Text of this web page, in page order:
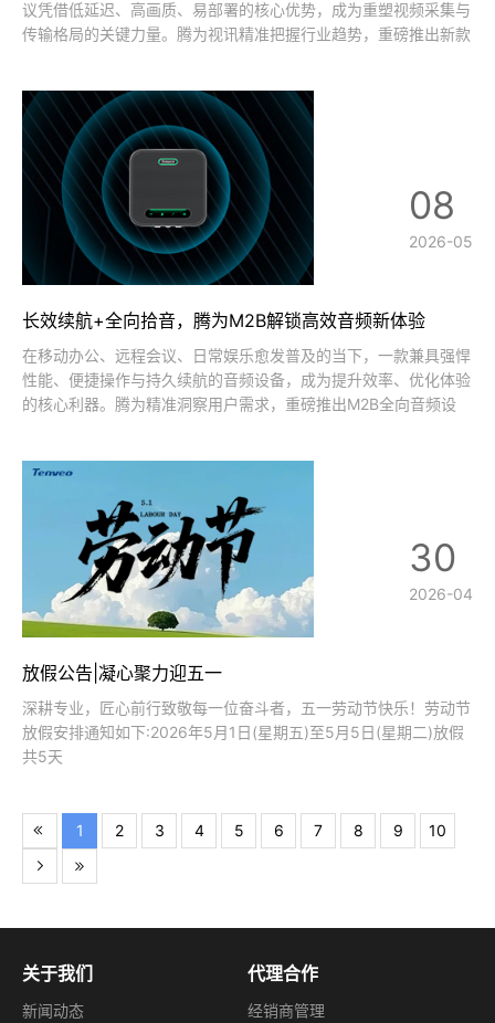
议凭借低延迟、高画质、易部署的核心优势，成为重塑视频采集与
传输格局的关键力量。腾为视讯精准把握行业趋势，重磅推出新款
录播
长效续航+全向拾音，腾为M2B解锁高效音频新体验
在移动办公、远程会议、日常娱乐愈发普及的当下，一款兼具强悍
性能、便捷操作与持久续航的音频设备，成为提升效率、优化体验
的核心利器。腾为精准洞察用户需求，重磅推出M2B全向音频设
备使用标准。超大容量续航，全天
08
2026-05
放假公告|凝心聚力迎五一
深耕专业，匠心前行致敬每一位奋斗者，五一劳动节快乐！劳动节
放假安排通知如下:2026年5月1日(星期五)至5月5日(星期二)放假
共5天
30
2026-04
1 2 3 4 5 6 7 8 9 10
关于我们
新闻动态
代理合作
经销商管理